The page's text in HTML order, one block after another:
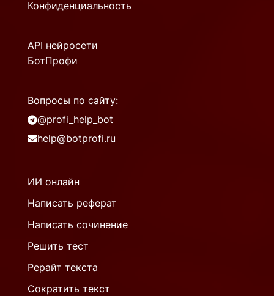
Конфиденциальность
API нейросети
БотПрофи
Вопросы по сайту:
@profi_help_bot
help@botprofi.ru
ИИ онлайн
Написать реферат
Написать сочинение
Решить тест
Рерайт текста
Сократить текст